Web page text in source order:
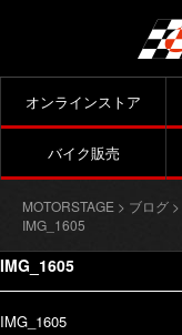
オンラインストア
バイク販売
MOTORSTAGE > ブログ >
IMG_1605
IMG_1605
IMG_1605